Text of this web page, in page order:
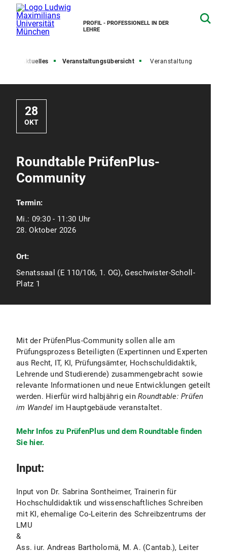
PROFIL - PROFESSIONELL IN DER
LEHRE
Aktuelles Veranstaltungsübersicht Veranstaltung
28
OKT
Roundtable PrüfenPlus-
Community
Termin:
Mi.: 09:30 - 11:30 Uhr
28. Oktober 2026
Ort:
Senatssaal (E 110/106, 1. OG), Geschwister-Scholl-
Platz 1
Mit der PrüfenPlus-Community sollen alle am
Prüfungsprozess Beteiligten (Expertinnen und Experten
aus Recht, IT, KI, Prüfungsämter, Hochschuldidaktik,
Lehrende und Studierende) zusammengebracht sowie
relevante Informationen und neue Entwicklungen geteilt
werden. Hierfür wird halbjährig ein Roundtable: Prüfen
im Wandel im Hauptgebäude veranstaltet.
Mehr Infos zu PrüfenPlus und dem Roundtable finden
Sie hier.
Input:
Input von Dr. Sabrina Sontheimer, Trainerin für
Hochschuldidaktik und wissenschaftliches Schreiben
mit KI, ehemalige Co-Leiterin des Schreibzentrums der
LMU
&
Ass. iur. Andreas Bartholomä, M. A. (Cantab.), Leiter